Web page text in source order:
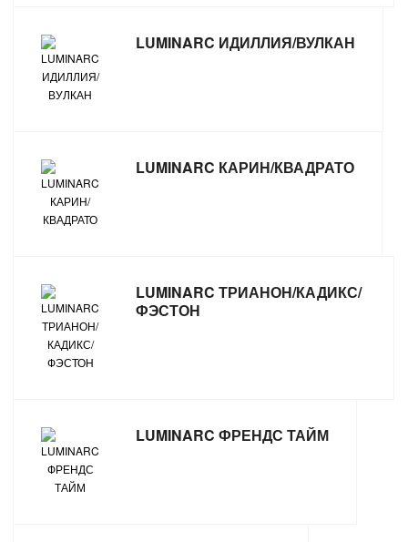
LUMINARC ИДИЛЛИЯ/ВУЛКАН
LUMINARC КАРИН/КВАДРАТО
LUMINARC ТРИАНОН/КАДИКС/
ФЭСТОН
LUMINARC ФРЕНДС ТАЙМ